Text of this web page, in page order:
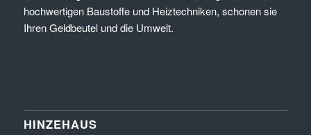
hochwertigen Baustoffe und Heiztechniken, schonen sie
Ihren Geldbeutel und die Umwelt.
HINZEHAUS